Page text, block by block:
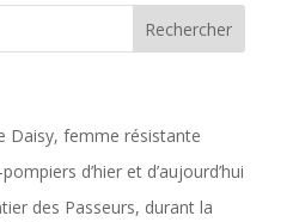
Daisy, femme résistante
d’hier et d’aujourd’hui
des Passeurs, durant la